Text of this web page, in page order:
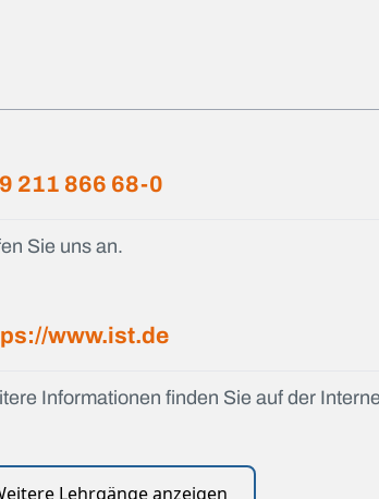
211 866 68-0
Sie uns an.
www.ist.de
Informationen finden Sie auf der
Lehrgänge anzeigen